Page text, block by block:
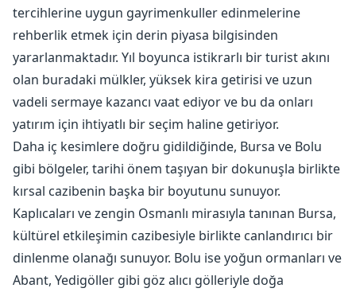
tercihlerine uygun gayrimenkuller edinmelerine
rehberlik etmek için derin piyasa bilgisinden
yararlanmaktadır. Yıl boyunca istikrarlı bir turist akını
olan buradaki mülkler, yüksek kira getirisi ve uzun
vadeli sermaye kazancı vaat ediyor ve bu da onları
yatırım için ihtiyatlı bir seçim haline getiriyor.
Daha iç kesimlere doğru gidildiğinde, Bursa ve Bolu
gibi bölgeler, tarihi önem taşıyan bir dokunuşla birlikte
kırsal cazibenin başka bir boyutunu sunuyor.
Kaplıcaları ve zengin Osmanlı mirasıyla tanınan Bursa,
kültürel etkileşimin cazibesiyle birlikte canlandırıcı bir
dinlenme olanağı sunuyor. Bolu ise yoğun ormanları ve
Abant, Yedigöller gibi göz alıcı gölleriyle doğa